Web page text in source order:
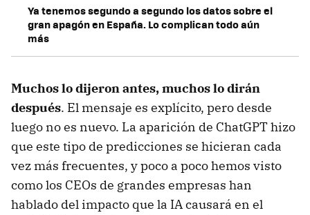
Ya tenemos segundo a segundo los datos sobre el
gran apagón en España. Lo complican todo aún
más
Muchos lo dijeron antes, muchos lo dirán
después. El mensaje es explícito, pero desde
luego no es nuevo. La aparición de ChatGPT hizo
que este tipo de predicciones se hicieran cada
vez más frecuentes, y poco a poco hemos visto
como los CEOs de grandes empresas han
hablado del impacto que la IA causará en el